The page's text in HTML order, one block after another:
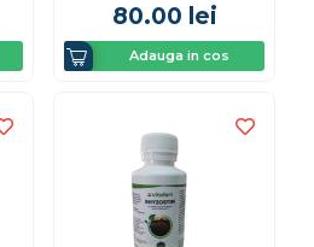
80.00 lei
Adauga in cos